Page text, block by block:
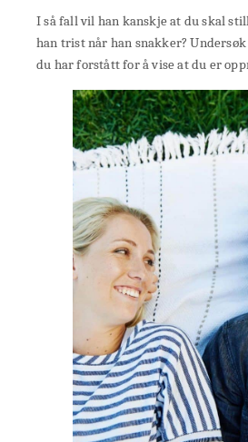
I så fall vil han kanskje at du skal
han trist når han snakker?
du har forstått for å vise at du er